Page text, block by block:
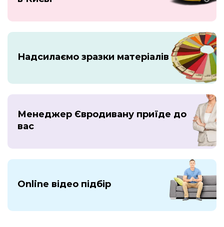
Надсилаємо зразки матеріалів
Менеджер Євродивану приїде до
вас
Online відео підбір